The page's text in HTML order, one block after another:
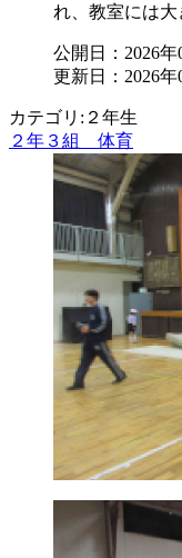
れ、教室には大
公開日：2026年
更新日：2026年
カテゴリ:２年生
２年３組 体育